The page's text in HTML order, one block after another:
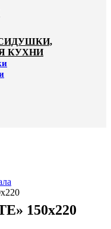
КУХНИ
150х220